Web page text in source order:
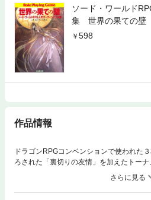
ソード・ワールド
集 世界の果ての壁
598
作品情報
ドラゴンRPGコンベンションで使われた
ろされた「裏切りの友情」を加えたトー
には点数計算もついて、キミのRPGの実
レイ第一部のスチャラカ冒険隊、SFC2の
ーのナイトブレイカーズ、第三部のバブ